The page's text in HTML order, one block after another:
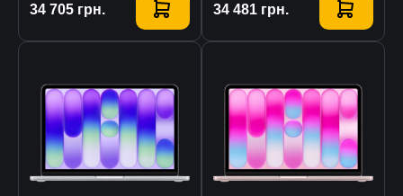
34 705 грн.
Купити 34 481 грн.
Купити